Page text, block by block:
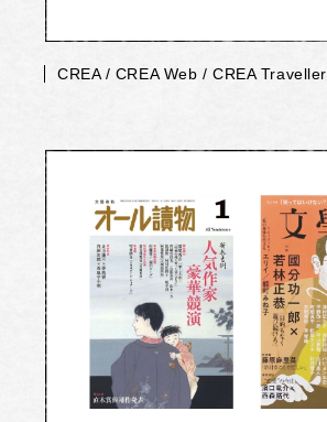
CREA / CREA Web / CREA Traveller